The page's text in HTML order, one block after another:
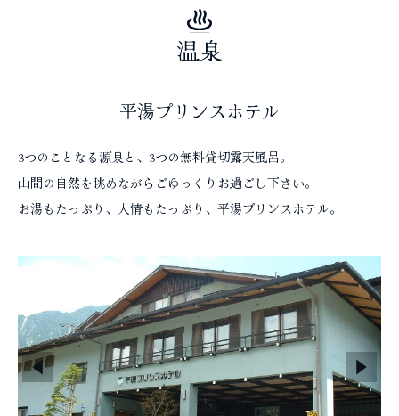
温泉
平湯プリンスホテル
3つのことなる源泉と、3つの無料貸切露天風呂。
山間の自然を眺めながらごゆっくりお過ごし下さい。
お湯もたっぷり、人情もたっぷり、平湯プリンスホテル。